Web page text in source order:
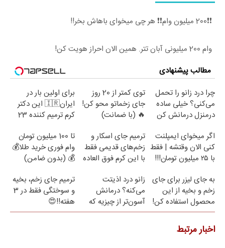
❗❗200 میلیون وام❗❗ هر چی میخوای باهاش بخر!!
وام 200 میلیونی آبان تتر. همین الان احراز هویت کن!
مطالب پیشنهادی
چرا درد زانو را تحمل
می‌کنی؟ خیلی ساده
درمنزل درمانش کن
توی کمتر از 20 روز
جای زخماتو محو کن!
🔥 (با ضمانت)
برای اولین بار در
ایران🇮🇷 این دکتر
کرم ترمیم کننده 23
اگر میخوای ایمپلنت
کنی الان وقتشه | فقط
با ۲۵ میلیون تومان!!!
ترمیم جای اسکار و
زخم‌های قدیمی فقط
با این کرم فوق العاده
تا 100 میلیون تومان
وام فوری خرید طلا💰
💰 (بدون ضامن)
به جای لیزر برای جای
زخم و بخیه از این
محصول استفاده کن!
زانو درد اذیتت
می‌کنه؟ درمانش
آسون‌تر از چیزیه که
فکر
ترمیم جای زخم، بخیه
و سوختگی فقط در 3
هفته!!😍
اخبار مرتبط